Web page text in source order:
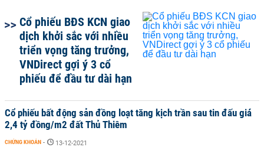
Cổ phiếu BĐS KCN giao
dịch khởi sắc với nhiều
triển vọng tăng trưởng,
VNDirect gợi ý 3 cổ
phiếu để đầu tư dài hạn
Cổ phiếu bất động sản đồng loạt tăng kịch trần sau tin đấu giá
2,4 tỷ đồng/m2 đất Thủ Thiêm
CHỨNG KHOÁN - 13-12-2021